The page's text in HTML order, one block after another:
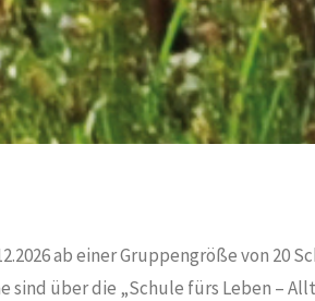
ab einer Gruppengröße von
sind über die „Schule fürs Leben –